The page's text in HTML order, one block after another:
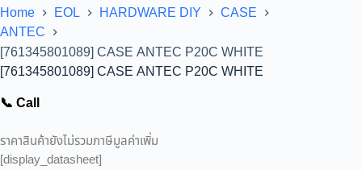
Home EOL HARDWARE DIY
CASE
ANTEC
[761345801089] CASE ANTEC P20C WHITE
[761345801089] CASE ANTEC P20C WHITE
📞 Call
ราคาสินค้ายังไม่รวมภาษีมูลค่าเพิ่ม
[display_datasheet]